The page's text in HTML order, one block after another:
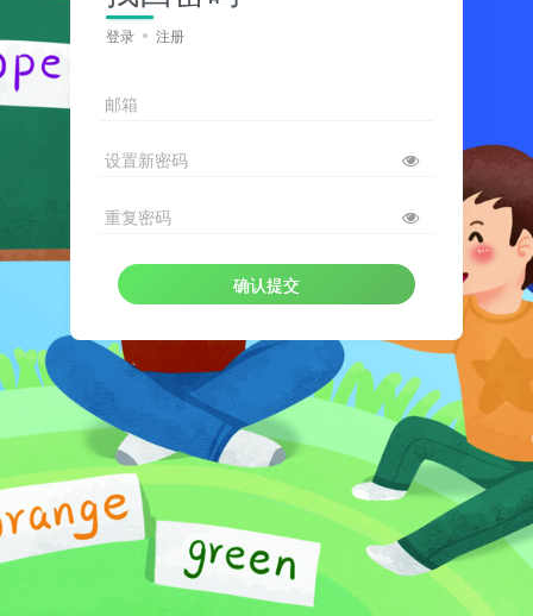
登录 注册
邮箱
设置新密码
重复密码
确认提交